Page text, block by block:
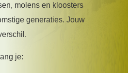
molens en kloosters
generaties. Jouw
je: